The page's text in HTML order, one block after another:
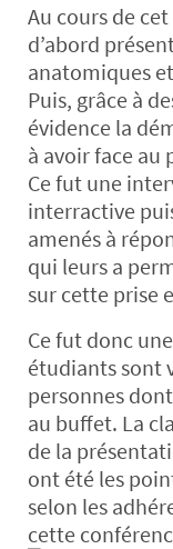
Au cours de
d’abord
anatomiques
Puis, grâce à
évidence la
à avoir face au
Ce fut une
interractive
amenés à
qui leurs a
sur cette prise
Ce fut donc
étudiants sont
personnes
au buffet. La
de la
ont été les
selon les
cette